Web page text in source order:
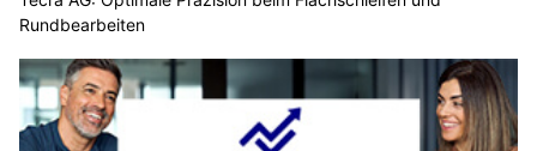
Rundbearbeiten